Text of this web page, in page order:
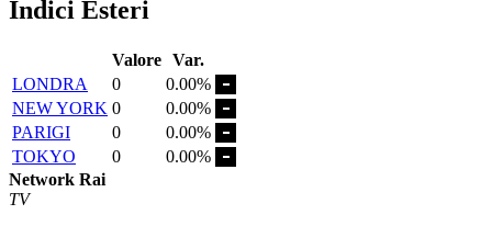
Indici Esteri
Valore Var.
LONDRA
0
0.00%
NEW YORK 0
0.00%
PARIGI
0
0.00%
TOKYO
0
0.00%
Network Rai
TV